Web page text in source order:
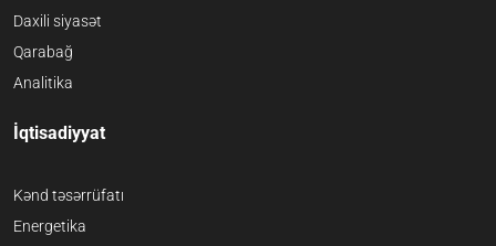
Daxili siyasət
Qarabağ
Analitika
İqtisadiyyat
Kənd təsərrüfatı
Energetika